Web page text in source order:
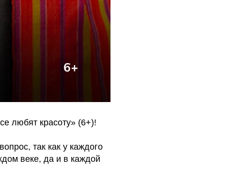
любят красоту» (6+)!
так как у каждого
веке, да и в каждой